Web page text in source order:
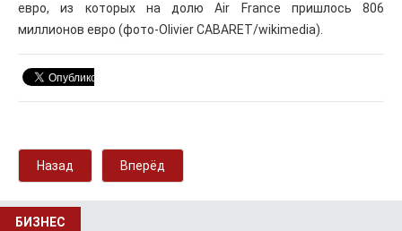
евро, из которых на долю Air France пришлось 806
миллионов евро (фото-Olivier CABARET/wikimedia).
Назад Вперёд
БИЗНЕС